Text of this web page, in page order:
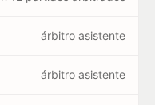
árbitro asistente
árbitro asistente